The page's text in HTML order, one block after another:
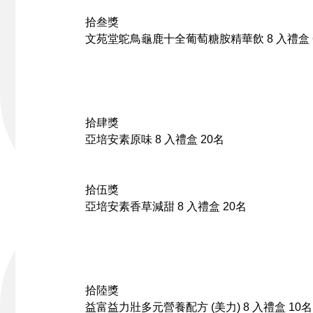
拾叁獎
文苑堂鴕鳥龜鹿十全葡萄糖胺精華飲 8 入禮盒
拾肆獎
亞培安素原味 8 入禮盒 20名
拾伍獎
亞培安素香草減甜 8 入禮盒 20名
拾陸獎
益富益力壯多元營養配方 (美力) 8 入禮盒 10名